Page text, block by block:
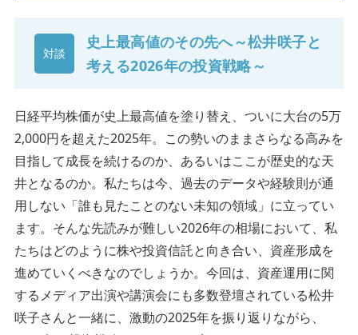
対談
史上最高値のその先へ～松井咲子と
考える2026年の投資戦略～
日経平均株価が史上最高値を塗り替え、ついに大台の5万
2,000円を超えた2025年。この勢いのままさらなる高みを
目指して成長を続けるのか、あるいはここが歴史的な天
井となるのか。私たちは今、過去のデータや経験則が通
用しない「誰も見たことのない未知の領域」に立ってい
ます。そんな先読みが難しい2026年の相場において、私
たちはどのように株や投資信託と向き合い、資産形成を
進めていくべきなのでしょうか。今回は、資産運用に関
するメディア出演や講演会にも多数登壇されている松井
咲子さんと一緒に、激動の2025年を振り返りながら、